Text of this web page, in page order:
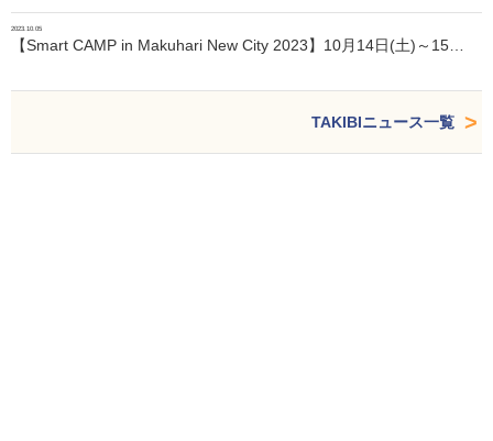
2023.10.05
【Smart CAMP in Makuhari New City 2023】10月14日(土)～15…
TAKIBIニュース一覧